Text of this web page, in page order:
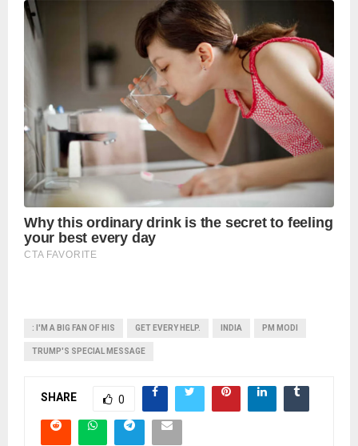
: I'M A BIG FAN OF HIS GET EVERY HELP. INDIA PM MODI
TRUMP'S SPECIAL MESSAGE
SHARE 0